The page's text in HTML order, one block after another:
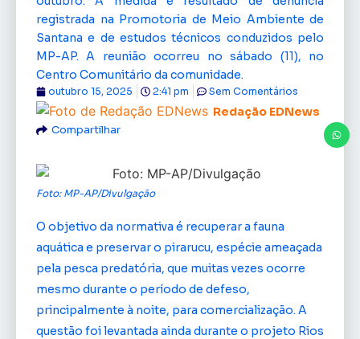
registrada na Promotoria de Meio Ambiente de
Santana e de estudos técnicos conduzidos pelo
MP-AP. A reunião ocorreu no sábado (11), no
Centro Comunitário da comunidade.
Redação EDNews
outubro 15, 2025 2:41 pm Sem Comentários
Compartilhar
Foto: MP-AP/Divulgação
O objetivo da normativa é recuperar a fauna
aquática e preservar o pirarucu, espécie ameaçada
pela pesca predatória, que muitas vezes ocorre
mesmo durante o período de defeso,
principalmente à noite, para comercialização. A
questão foi levantada ainda durante o projeto Rios